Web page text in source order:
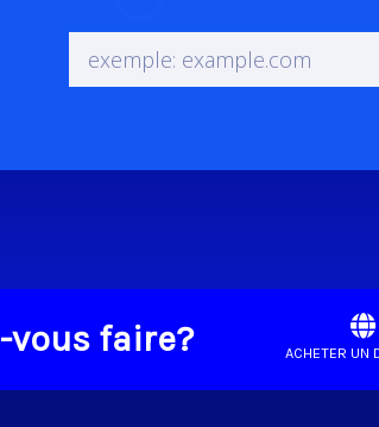
vous faire? ACHETER UN